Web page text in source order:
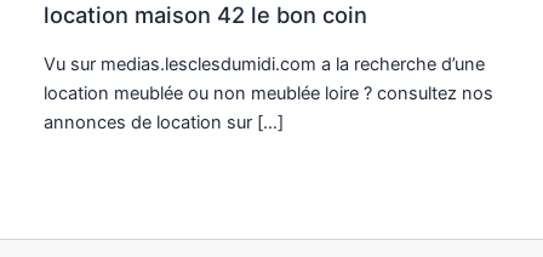
location maison 42 le bon coin
Vu sur medias.lesclesdumidi.com a la recherche d’une
location meublée ou non meublée loire ? consultez nos
annonces de location sur […]